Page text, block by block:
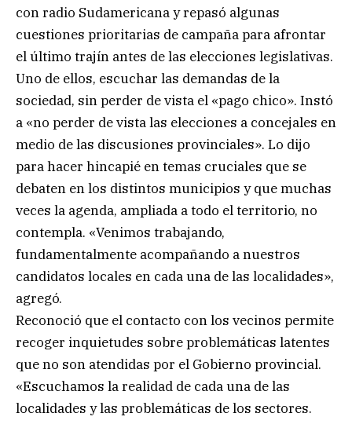
con radio Sudamericana y repasó algunas
cuestiones prioritarias de campaña para afrontar
el último trajín antes de las elecciones legislativas.
Uno de ellos, escuchar las demandas de la
sociedad, sin perder de vista el «pago chico». Instó
a «no perder de vista las elecciones a concejales en
medio de las discusiones provinciales». Lo dijo
para hacer hincapié en temas cruciales que se
debaten en los distintos municipios y que muchas
veces la agenda, ampliada a todo el territorio, no
contempla. «Venimos trabajando,
fundamentalmente acompañando a nuestros
candidatos locales en cada una de las localidades»,
agregó.
Reconoció que el contacto con los vecinos permite
recoger inquietudes sobre problemáticas latentes
que no son atendidas por el Gobierno provincial.
«Escuchamos la realidad de cada una de las
localidades y las problemáticas de los sectores.